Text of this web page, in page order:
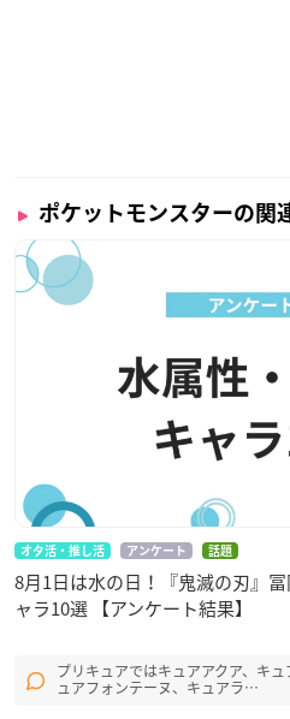
ポケットモンスターの関
オタ活・推し活 アンケート 話題
8月1日は水の日！『鬼滅の刃』
ャラ10選 【アンケート結果】
プリキュアではキュアアクア、キ
ュアフォンテーヌ、キュアラ…